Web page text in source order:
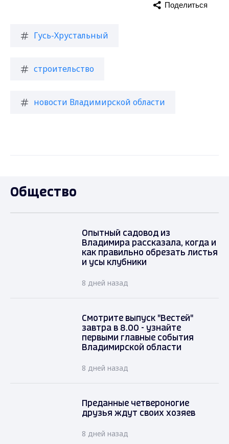
Гусь-Хрустальный
строительство
новости Владимирской области
Поделиться
Общество
Опытный садовод из
Владимира рассказала, когда и
как правильно обрезать листья
и усы клубники
8 дней назад
Смотрите выпуск "Вестей"
завтра в 8.00 - узнайте
первыми главные события
Владимирской области
8 дней назад
Преданные четвероногие
друзья ждут своих хозяев
8 дней назад